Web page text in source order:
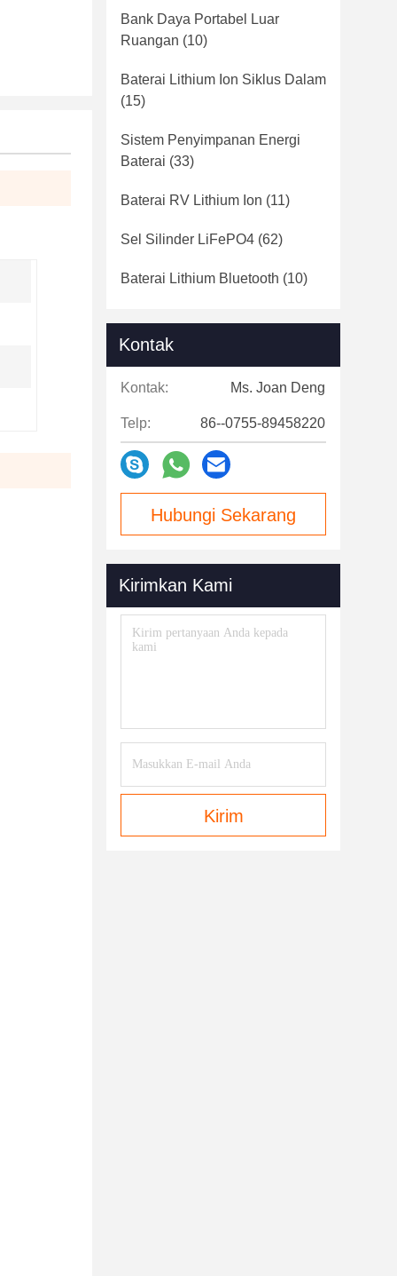
Bank Daya Portabel Luar
Ruangan (10)
Baterai Lithium Ion Siklus Dalam
(15)
Sistem Penyimpanan Energi
Baterai (33)
Baterai RV Lithium Ion (11)
Sel Silinder LiFePO4 (62)
Baterai Lithium Bluetooth (10)
Kontak
Kontak: Ms. Joan Deng
Telp: 86--0755-89458220
Hubungi Sekarang
Kirimkan Kami
Kirim